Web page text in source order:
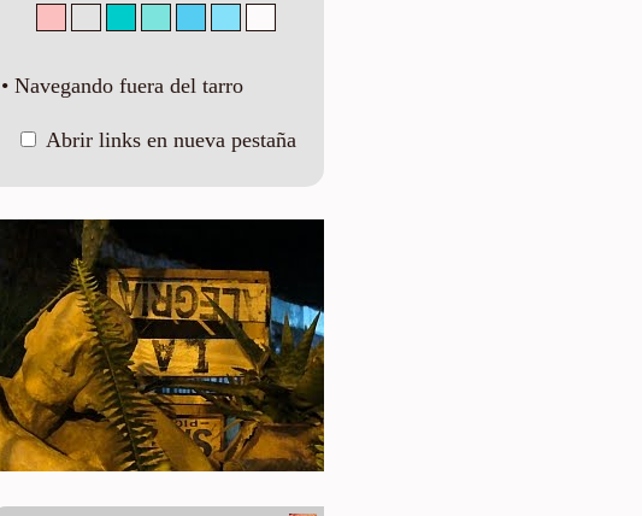
• Navegando fuera del tarro
Abrir links en nueva pestaña